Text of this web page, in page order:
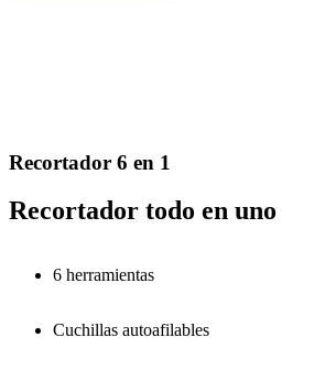
Recortador 6 en 1
Recortador todo en uno
6 herramientas
Cuchillas autoafilables